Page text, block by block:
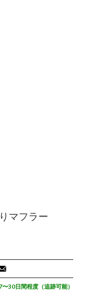
マフラー
30日間程度（追跡可能）